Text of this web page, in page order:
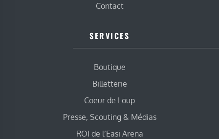
Contact
SERVICES
Boutique
Billetterie
Coeur de Loup
Presse, Scouting & Médias
ROI de l’Easi Arena